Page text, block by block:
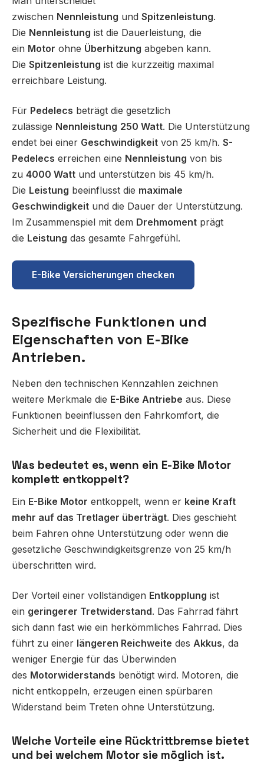
zwischen Nennleistung und Spitzenleistung.
Die Nennleistung ist die Dauerleistung, die
ein Motor ohne Überhitzung abgeben kann.
Die Spitzenleistung ist die kurzzeitig maximal
erreichbare Leistung.
Für Pedelecs beträgt die gesetzlich
zulässige Nennleistung 250 Watt. Die Unterstützung
endet bei einer Geschwindigkeit von 25 km/h. S-
Pedelecs erreichen eine Nennleistung von bis
zu 4000 Watt und unterstützen bis 45 km/h.
Die Leistung beeinflusst die maximale
Geschwindigkeit und die Dauer der Unterstützung.
Im Zusammenspiel mit dem Drehmoment prägt
die Leistung das gesamte Fahrgefühl.
E-Bike Versicherungen checken
Spezifische Funktionen und
Eigenschaften von E-Bike
Antrieben.
Neben den technischen Kennzahlen zeichnen
weitere Merkmale die E-Bike Antriebe aus. Diese
Funktionen beeinflussen den Fahrkomfort, die
Sicherheit und die Flexibilität.
Was bedeutet es, wenn ein E-Bike Motor
komplett entkoppelt?
Ein E-Bike Motor entkoppelt, wenn er keine Kraft
mehr auf das Tretlager überträgt. Dies geschieht
beim Fahren ohne Unterstützung oder wenn die
gesetzliche Geschwindigkeitsgrenze von 25 km/h
überschritten wird.
Der Vorteil einer vollständigen Entkopplung ist
ein geringerer Tretwiderstand. Das Fahrrad fährt
sich dann fast wie ein herkömmliches Fahrrad. Dies
führt zu einer längeren Reichweite des Akkus, da
weniger Energie für das Überwinden
des Motorwiderstands benötigt wird. Motoren, die
nicht entkoppeln, erzeugen einen spürbaren
Widerstand beim Treten ohne Unterstützung.
Welche Vorteile eine Rücktrittbremse bietet
und bei welchem Motor sie möglich ist.